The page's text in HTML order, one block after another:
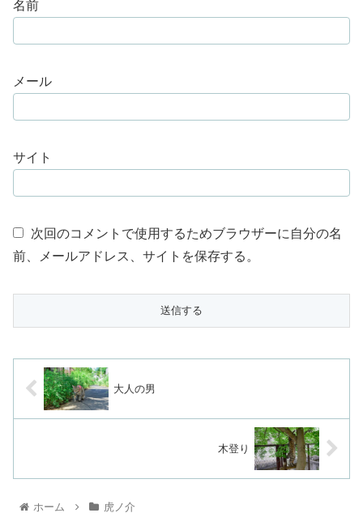
名前
メール
サイト
次回のコメントで使用するためブラウザーに自分の名
前、メールアドレス、サイトを保存する。
大人の男
木登り
ホーム 虎ノ介